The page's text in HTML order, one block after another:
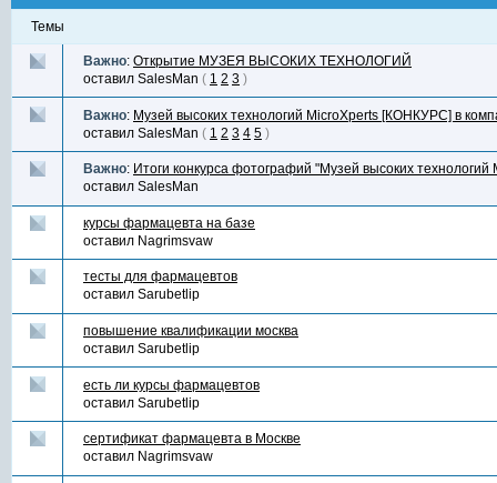
Темы
Важно: Открытие МУЗЕЯ ВЫСОКИХ ТЕХНОЛОГИЙ
оставил SalesMan ( 1 2 3 )
Важно: Музей высоких технологий MicroXperts [КОНКУРС] в
оставил SalesMan ( 1 2 3 4 5 )
Важно: Итоги конкурса фотографий "Музей высоких технологий
оставил SalesMan
курсы фармацевта на базе
оставил Nagrimsvaw
тесты для фармацевтов
оставил Sarubetlip
повышение квалификации москва
оставил Sarubetlip
есть ли курсы фармацевтов
оставил Sarubetlip
сертификат фармацевта в Москве
оставил Nagrimsvaw